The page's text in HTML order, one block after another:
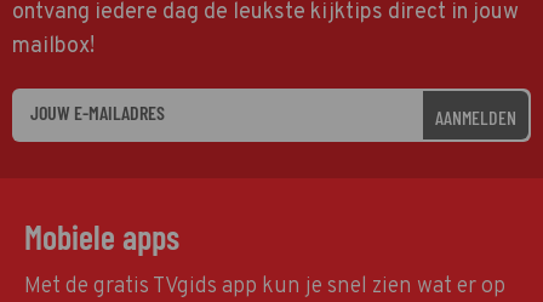
ontvang iedere dag de leukste kijktips direct in jouw
mailbox!
AANMELDEN
Mobiele apps
Met de gratis TVgids app kun je snel zien wat er op